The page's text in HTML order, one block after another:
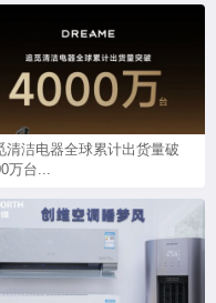
清洁电器全球累计出货量破
万台...